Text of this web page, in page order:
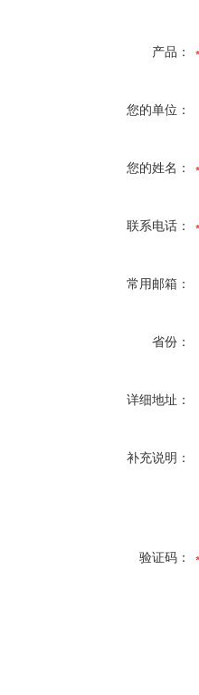
产品：
您的单位：
您的姓名：
联系电话：
常用邮箱：
省份：
详细地址：
补充说明：
验证码：